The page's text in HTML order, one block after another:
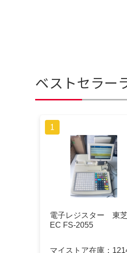
ベストセラー
電子レジスター 東
EC FS-2055
マイストア在庫：